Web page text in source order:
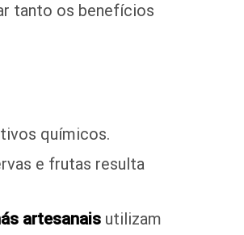
tanto os benefícios
químicos.
e frutas resulta
artesanais utilizam